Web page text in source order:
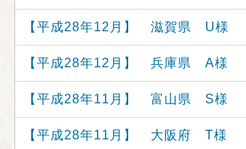
【平成28年12月】 滋賀県 U様
【平成28年12月】 兵庫県 A様
【平成28年11月】 富山県 S様
【平成28年11月】 大阪府 T様